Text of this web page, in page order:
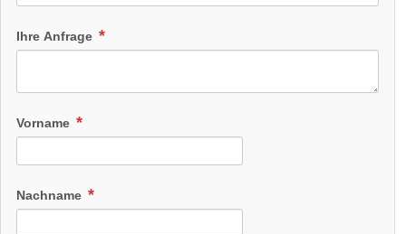
Ihre Anfrage
Vorname
Nachname